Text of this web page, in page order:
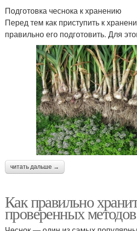
Подготовка чеснока к хранению
Перед тем как приступить к
правильно его подготовить. Для
читать дальше →
Как правильно
проверенных методов